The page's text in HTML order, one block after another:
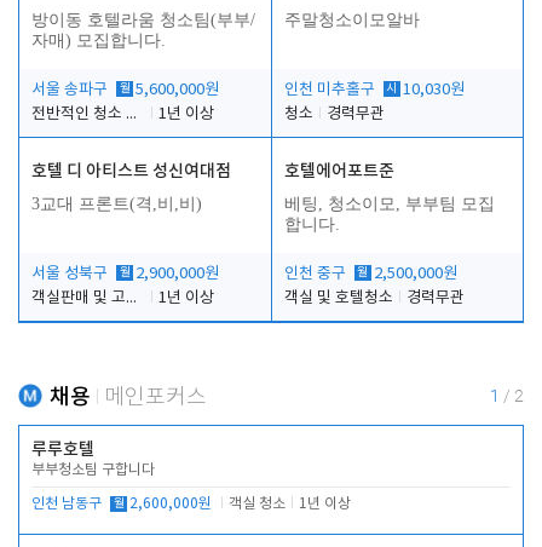
방이동 호텔라움 청소팀(부부/
자매) 모집합니다.
서울 송파구 월 5,600,000원
전반적인 청소 업무(객실청소.객실정리)
1년 이상
주말청소이모알바
인천 미추홀구 시
10,030원
청소
경력무관
호텔 디 아티스트 성신여대점
3교대 프론트(격,비,비)
서울 성북구 월 2,900,000원
객실판매 및 고객응대
1년 이상
호텔에어포트준
베팅, 청소이모, 부부팀 모집
합니다.
인천 중구 월 2,500,000원
객실 및 호텔청소
경력무관
채용 메인포커스 1 / 2
루루호텔
부부청소팀 구합니다
인천 남동구 월 2,600,000원 객실 청소 1년 이상